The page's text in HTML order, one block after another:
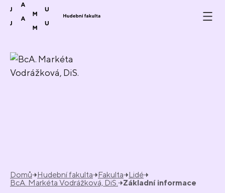
Přeskočit na obsah
Domů Hudební fakulta Fakulta
Lidé
BcA. Markéta Vodrážková, DiS.
Základní informace